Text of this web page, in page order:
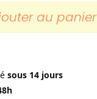
au panier
sous 14 jours